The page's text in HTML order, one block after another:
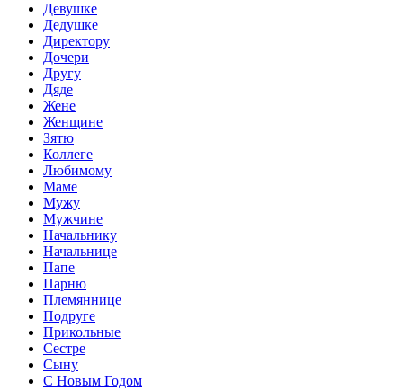
Девушке
Дедушке
Директору
Дочери
Другу
Дяде
Жене
Женщине
Зятю
Коллеге
Любимому
Маме
Мужу
Мужчине
Начальнику
Начальнице
Папе
Парню
Племяннице
Подруге
Прикольные
Сестре
Сыну
С Новым Годом